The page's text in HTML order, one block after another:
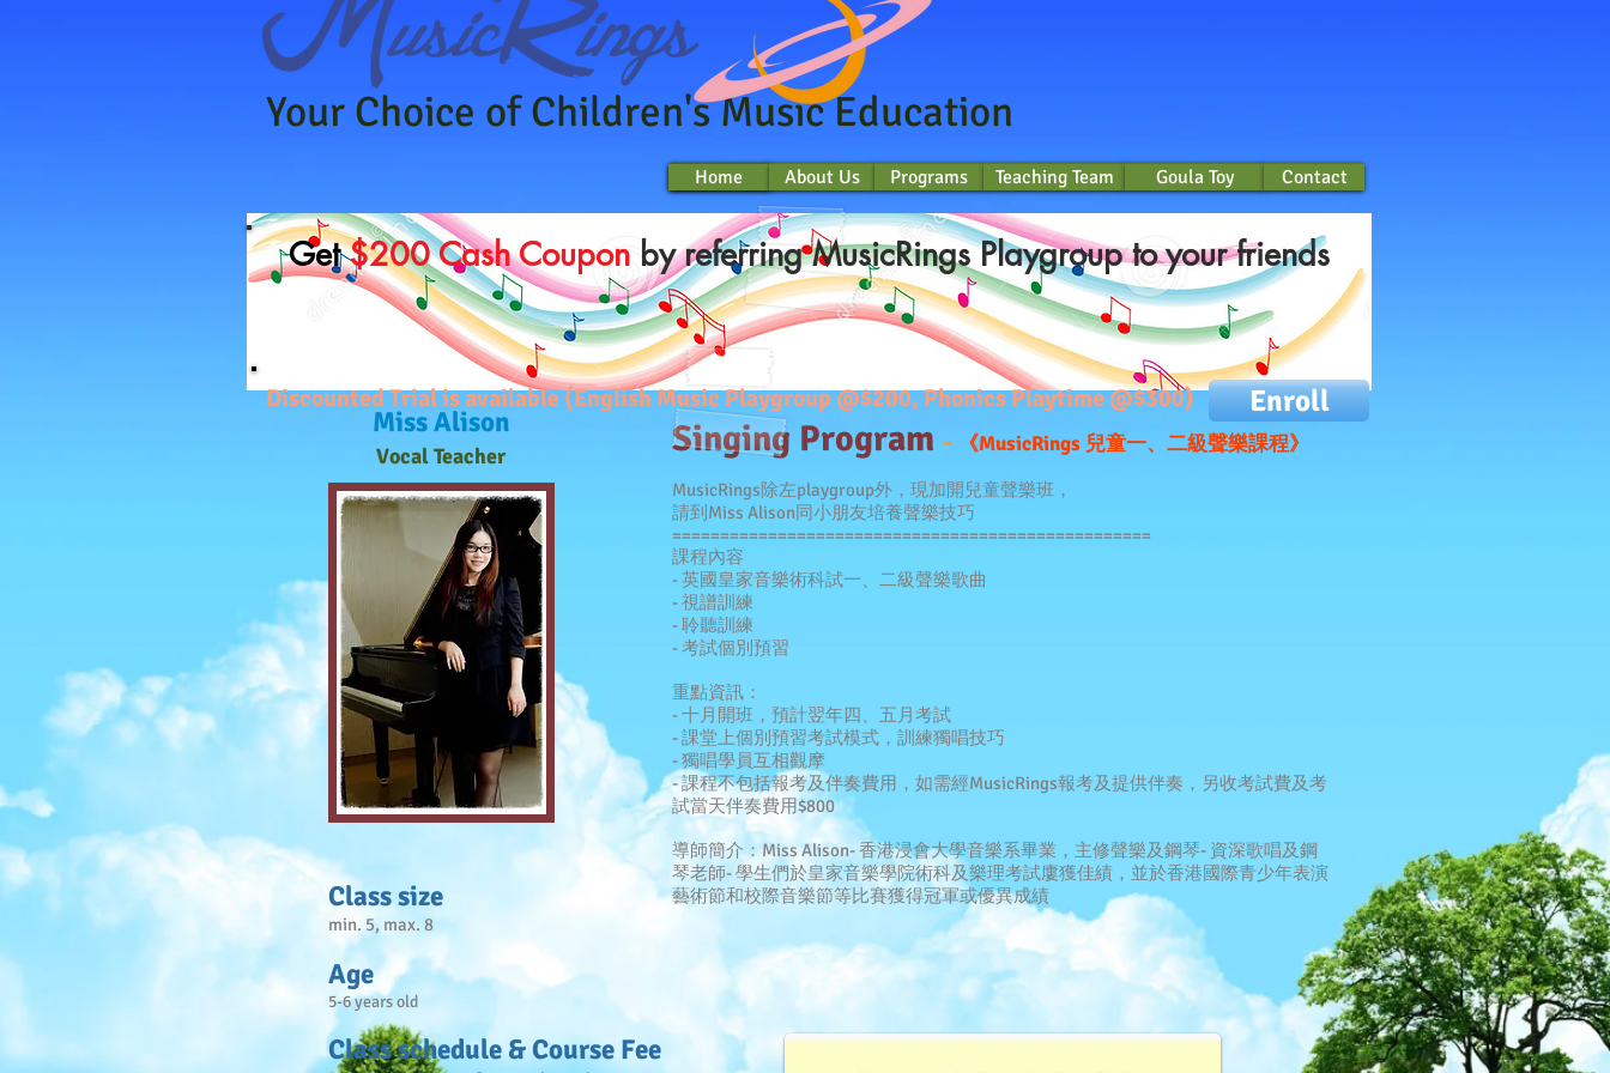
Your Choice of Children's Music Education
Home About Us Programs Teaching Team Goula Toy Contact
Home
Home About Us Programs Teaching Team Goula Toy Contact
Singing Program - 《MusicRings 兒童一、二級聲樂課程》
MusicRings除左playgroup外，現加開兒童聲樂班，
請到Miss Alison同小朋友培養聲樂技巧
==================================================
課程內容
- 英國皇家音樂術科試一、二級聲樂歌曲
- 視譜訓練
- 聆聽訓練
- 考試個別預習
重點資訊：
- 十月開班，預計翌年四、五月考試
- 課堂上個別預習考試模式，訓練獨唱技巧
- 獨唱學員互相觀摩
- 課程不包括報考及伴奏費用，如需經MusicRings報考及提供伴奏，另收考試費及考
試當天伴奏費用$800
導師簡介：Miss Alison- 香港浸會大學音樂系畢業，主修聲樂及鋼琴- 資深歌唱及鋼
琴老師- 學生們於皇家音樂學院術科及樂理考試廔獲佳績，並於香港國際青少年表演
藝術節和校際音樂節等比賽獲得冠軍或優異成績
Miss Alison
Vocal Teacher
Class size
min. 5, max. 8
Age
5-6 years old
Class schedule & Course Fee
Enroll
Discounted Trial is available (English Music Playgroup @$200, Phonics Playtime @$300)
Get$200 Cash Coupon by referring MusicRings Playgroup to your friends